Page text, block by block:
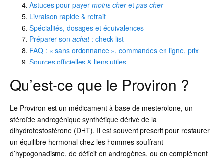
Astuces pour payer moins cheret pas cher
Livraison rapide & retrait
Spécialités, dosages et équivalences
Préparer son achat: check-list
FAQ : « sans ordonnance », commandes en ligne, prix
Sources officielles & liens utiles
Qu’est-ce que le Proviron ?
Le Proviron est un médicament à base de mesterolone, un
stéroïde androgénique synthétique dérivé de la
dihydrotestostérone (DHT). Il est souvent prescrit pour restaurer
un équilibre hormonal chez les hommes souffrant
d’hypogonadisme, de déficit en androgènes, ou en complément